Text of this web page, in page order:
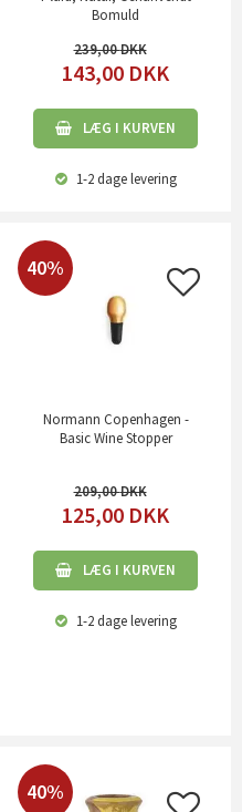
Bomuld
239,00
143,00 DKK
LÆG I KURVEN
1-2 dagelevering
40%
Normann Copenhagen -
Basic Wine Stopper
209,00
125,00 DKK
LÆG I KURVEN
1-2 dagelevering
40%